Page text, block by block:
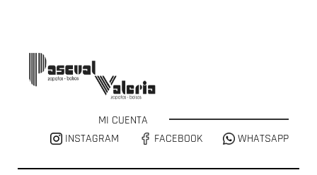
MI CUENTA
INSTAGRAM
FACEBOOK WHATSAPP